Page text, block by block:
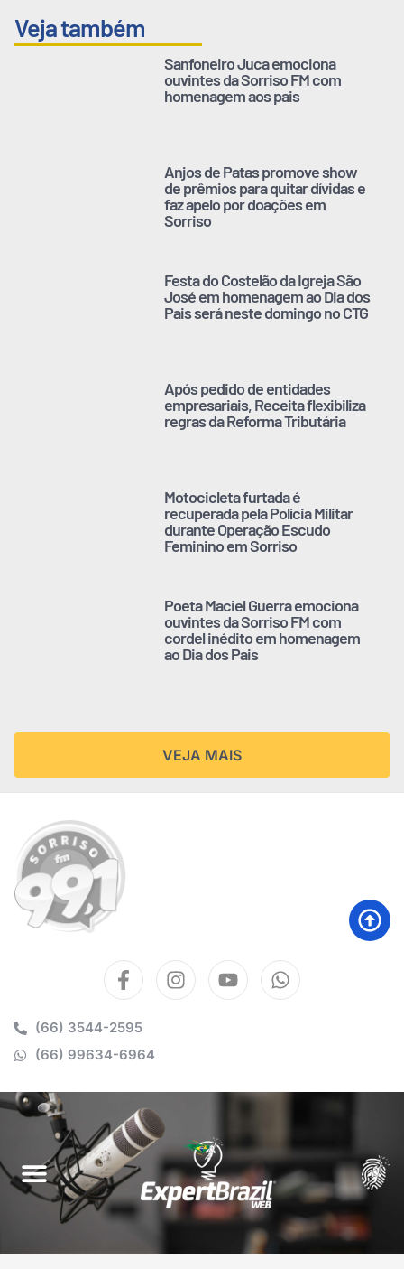
Veja também
Sanfoneiro Juca emociona
ouvintes da Sorriso FM com
homenagem aos pais
Anjos de Patas promove show
de prêmios para quitar dívidas e
faz apelo por doações em
Sorriso
Festa do Costelão da Igreja São
José em homenagem ao Dia dos
Pais será neste domingo no CTG
Após pedido de entidades
empresariais, Receita flexibiliza
regras da Reforma Tributária
Motocicleta furtada é
recuperada pela Polícia Militar
durante Operação Escudo
Feminino em Sorriso
Poeta Maciel Guerra emociona
ouvintes da Sorriso FM com
cordel inédito em homenagem
ao Dia dos Pais
VEJA MAIS
(66) 3544-2595
(66) 99634-6964